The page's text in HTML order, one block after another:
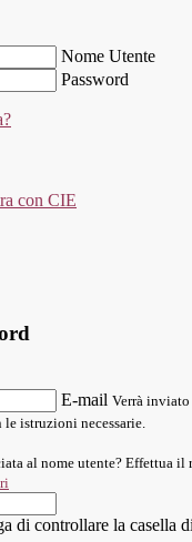
Nome Utente
Password
con CIE
E-mail Verrà inviato
istruzioni necessarie.
al nome utente? Effettua il
di controllare la casella